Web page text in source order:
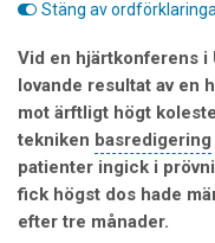
Stäng av
Vid en hjärtkonferens i
lovande resultat av en
mot ärftligt högt
tekniken basredigering
patienter ingick i
fick högst dos hade
efter tre månader.